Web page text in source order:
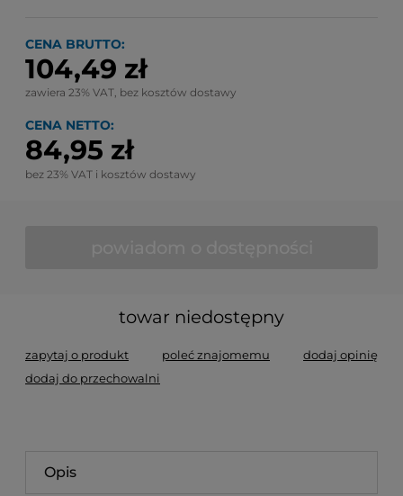
CENA BRUTTO:
104,49 zł
zawiera 23% VAT, bez kosztów dostawy
CENA NETTO:
84,95 zł
bez 23% VAT i kosztów dostawy
towar niedostępny
zapytaj o produkt poleć znajomemu
dodaj opinię
dodaj do przechowalni
Opis